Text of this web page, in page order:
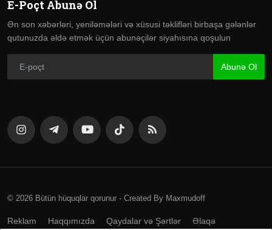
E-Poçt Abunə Ol
Ən son xəbərləri, yeniləmələri və xüsusi təklifləri birbaşa gələnlər
qutunuzda əldə etmək üçün abunəçilər siyahısına qoşulun
Abunə Ol
© 2026 Bütün hüquqlar qorunur - Created By Maxmudoff
Reklam Haqqımızda Qaydalar və Şərtlər Əlaqə